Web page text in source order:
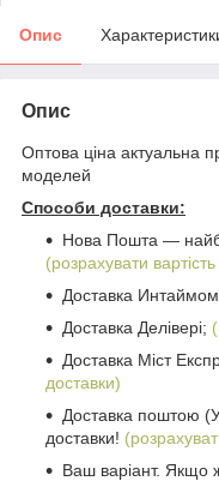
Опис
Опис
Оптова ціна актуальна
моделей
Способи доставки:
Нова Пошта ―
(розрахувати
Доставка
Доставка Делівері;
Доставка Міст
доставки)
Доставка поштою
доставки!
Ваш варіант. Якщо